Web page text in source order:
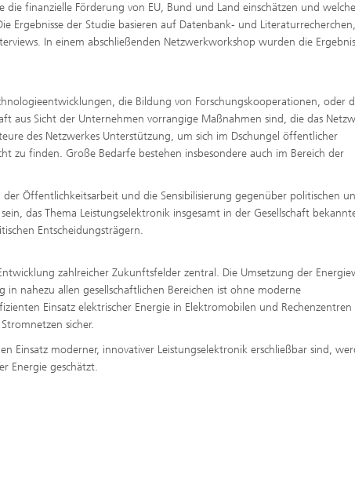
finanzielle Förderung von EU, Bund und Land einschätzen und welche
Ergebnisse der Studie basieren auf Datenbank- und Literaturrecherchen,
In einem abschließenden Netzwerkworkshop wurden die
die Bildung von Forschungskooperationen, oder
aus Sicht der Unternehmen vorrangige Maßnahmen sind, die das
des Netzwerkes Unterstützung, um sich im Dschungel öffentlicher
zu finden. Große Bedarfe bestehen insbesondere auch im Bereich der
Öffentlichkeitsarbeit und die Sensibilisierung gegenüber politischen
das Thema Leistungselektronik insgesamt in der Gesellschaft
Entscheidungsträgern.
zahlreicher Zukunftsfelder zentral. Die Umsetzung der
nahezu allen gesellschaftlichen Bereichen ist ohne moderne
Einsatz elektrischer Energie in Elektromobilen und
sicher.
Einsatz moderner, innovativer Leistungselektronik erschließbar sind,
Energie geschätzt.